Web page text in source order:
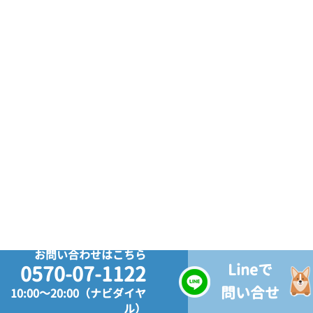
お問い合わせはこちら
0570-07-1122
10:00～20:00（ナビダイヤ
ル）
Lineで
問い合せ